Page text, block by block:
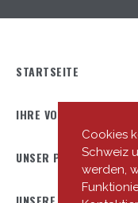
Cookies
Schweiz
werden,
STARTSEITE
IHRE VORTEILE
UNSER PROFIL